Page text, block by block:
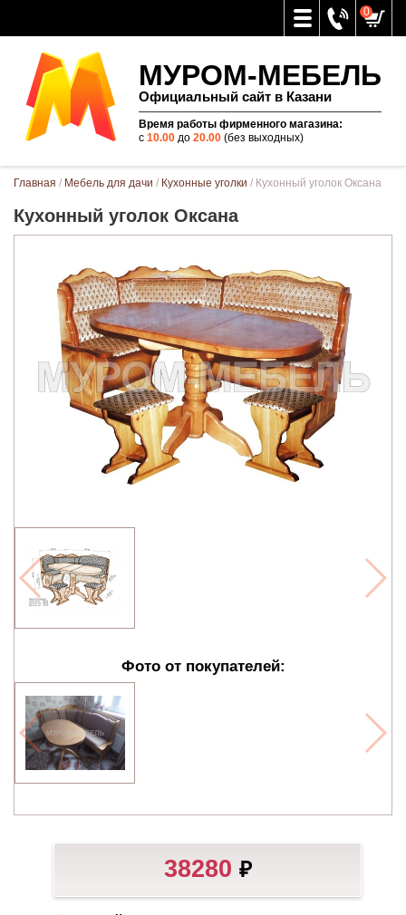
0
МУРОМ-МЕБЕЛЬ
Официальный сайт в Казани
Время работы фирменного магазина:
с 10.00до 20.00(без выходных)
Вы здесь
Главная / Мебель для дачи / Кухонные уголки / Кухонный уголок Оксана
Кухонный уголок Оксана
Фото от покупателей:
38280 ₽